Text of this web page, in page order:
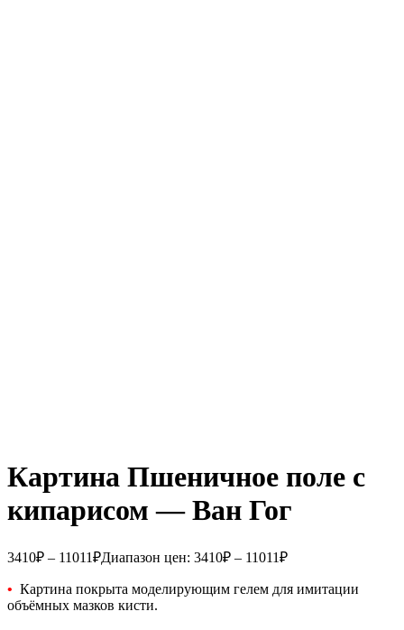
Картина Пшеничное поле с
кипарисом — Ван Гог
3410₽ – 11011₽Диапазон цен: 3410₽ – 11011₽
• Картина покрыта моделирующим гелем для имитации
объёмных мазков кисти.